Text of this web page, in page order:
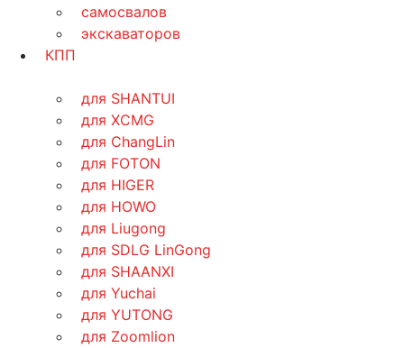
самосвалов
экскаваторов
КПП
для SHANTUI
для XCMG
для ChangLin
для FOTON
для HIGER
для HOWO
для Liugong
для SDLG LinGong
для SHAANXI
для Yuchai
для YUTONG
для Zoomlion